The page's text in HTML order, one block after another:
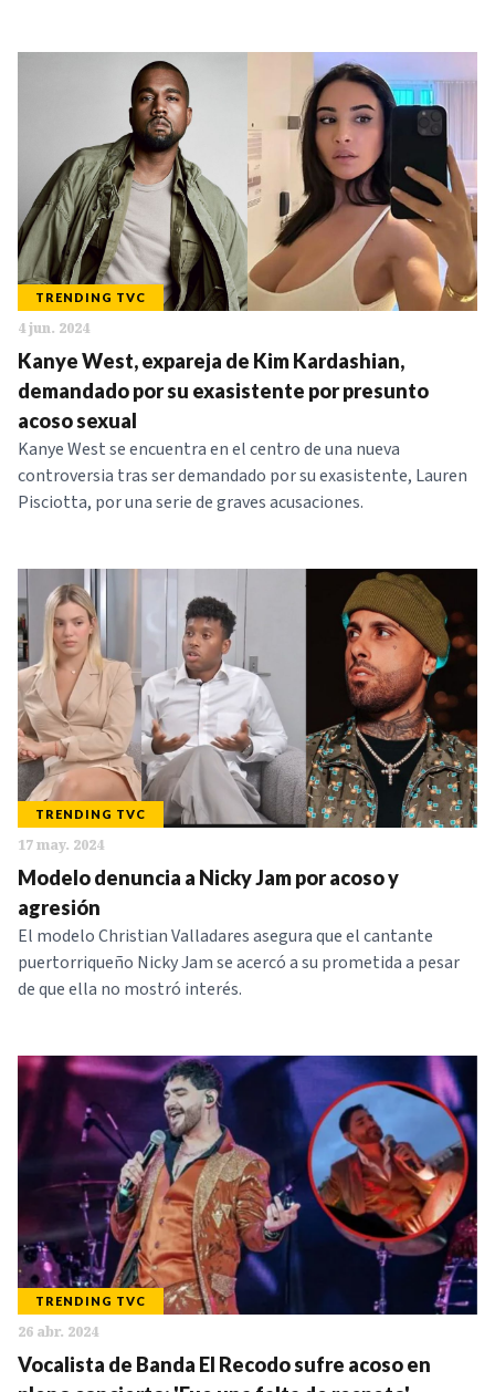
TRENDING TVC
4 jun. 2024
Kanye West, expareja de Kim Kardashian,
demandado por su exasistente por presunto
acoso sexual
Kanye West se encuentra en el centro de una nueva
controversia tras ser demandado por su exasistente, Lauren
Pisciotta, por una serie de graves acusaciones.
TRENDING TVC
17 may. 2024
Modelo denuncia a Nicky Jam por acoso y
agresión
El modelo Christian Valladares asegura que el cantante
puertorriqueño Nicky Jam se acercó a su prometida a pesar
de que ella no mostró interés.
TRENDING TVC
26 abr. 2024
Vocalista de Banda El Recodo sufre acoso en